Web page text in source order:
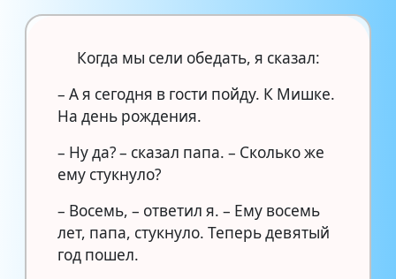
Когда мы сели обедать, я сказал:
– А я сегодня в гости пойду. К Мишке.
На день рождения.
– Ну да? – сказал папа. – Сколько же
ему стукнуло?
– Восемь, – ответил я. – Ему восемь
лет, папа, стукнуло. Теперь девятый
год пошел.